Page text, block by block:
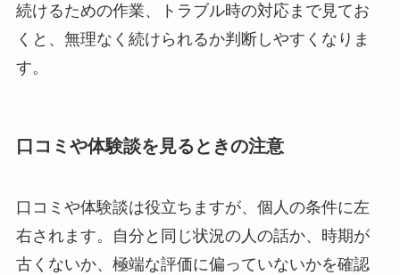
続けるための作業、トラブル時の対応まで見てお
くと、無理なく続けられるか判断しやすくなりま
す。
口コミや体験談を見るときの注意
口コミや体験談は役立ちますが、個人の条件に左
右されます。自分と同じ状況の人の話か、時期が
古くないか、極端な評価に偏っていないかを確認